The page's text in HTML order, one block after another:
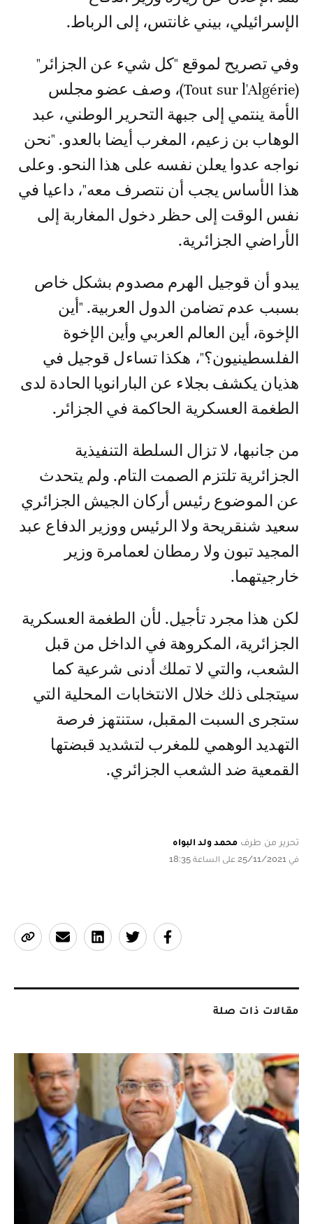
الإسرائيلي، بيني غانتس، إلى الرباط.
وفي تصريح لموقع "كل شيء عن الجزائر"
(Tout sur l'Algérie)، وصف عضو مجلس
الأمة ينتمي إلى جبهة التحرير الوطني، عبد
الوهاب بن زعيم، المغرب أيضا بالعدو. "نحن
نواجه عدوا يعلن نفسه على هذا النحو. وعلى
هذا الأساس يجب أن نتصرف معه"، داعيا في
نفس الوقت إلى حظر دخول المغاربة إلى
الأراضي الجزائرية.
يبدو أن قوجيل الهرم مصدوم بشكل خاص
بسبب عدم تضامن الدول العربية. "أين
الإخوة، أين العالم العربي وأين الإخوة
الفلسطينيون؟"، هكذا تساءل قوجيل في
هذيان يكشف بجلاء عن البارانويا الحادة لدى
الطغمة العسكرية الحاكمة في الجزائر.
من جانبها، لا تزال السلطة التنفيذية
الجزائرية تلتزم الصمت التام. ولم يتحدث
عن الموضوع رئيس أركان الجيش الجزائري
سعيد شنقريحة ولا الرئيس ووزير الدفاع عبد
المجيد تبون ولا رمطان لعمامرة وزير
خارجيتهما.
لكن هذا مجرد تأجيل. لأن الطغمة العسكرية
الجزائرية، المكروهة في الداخل من قبل
الشعب، والتي لا تملك أدنى شرعية كما
سيتجلى ذلك خلال الانتخابات المحلية التي
ستجرى السبت المقبل، ستنتهز فرصة
التهديد الوهمي للمغرب لتشديد قبضتها
القمعية ضد الشعب الجزائري.
تحرير من طرف محمد ولد البواه
في 25/11/2021 على الساعة 18:35
مقالات ذات صلة